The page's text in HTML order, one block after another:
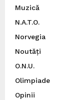
Muzică
N.A.T.O.
Norvegia
Noutăți
O.N.U.
Olimpiade
Opinii